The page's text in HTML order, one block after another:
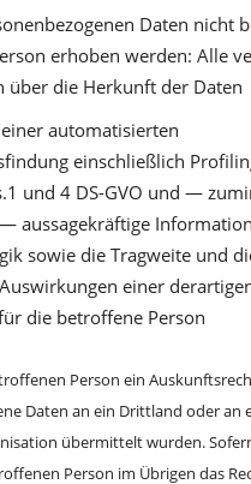
Daten nicht
erhoben werden: Alle
über die Herkunft der Daten
automatisierten
einschließlich
und 4 DS-GVO und —
aussagekräftige
sowie die Tragweite und
einer
die betroffene Person
Person ein
Daten an ein Drittland oder an
übermittelt wurden.
Person im Übrigen das